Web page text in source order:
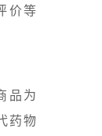
价等
品为
药物